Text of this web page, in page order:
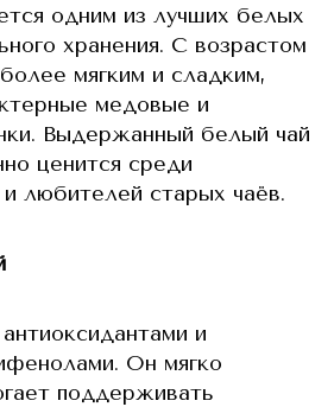
одним из лучших белых
хранения. С возрастом
мягким и сладким,
медовые и
Выдержанный белый чай
ценится среди
любителей старых чаёв.
и
Он мягко
поддерживать